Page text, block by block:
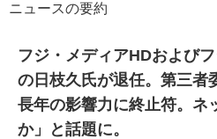
ニュースの要約
フジ・メディアHDおよび
の日枝久氏が退任。第三者
長年の影響力に終止符。ネ
か」と話題に。